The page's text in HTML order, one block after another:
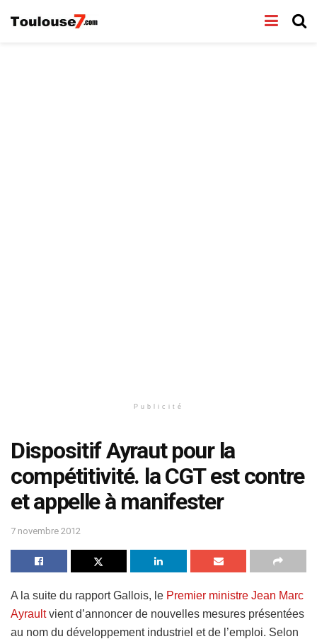
Publicité
Dispositif Ayraut pour la
compétitivité. la CGT est contre
et appelle à manifester
7 novembre 2012
A la suite du rapport Gallois, le Premier ministre Jean Marc
Ayraultvient d’annoncer de nouvelles mesures présentées
au nom du développement industriel et de l’emploi. Selon